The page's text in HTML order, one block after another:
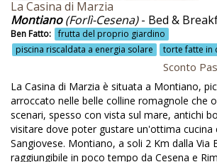
Corsi di fotografia
Corsi di giardinaggio
Corsi di italiano
Corsi di mosaico
Corsi di panificazione
Corsi di pasta fresca
Corsi di pittura
La Casina di Marzia
Montiano(Forlì-Cesena)- Bed &
Ben Fatto: frutta del proprio giardino
piscina riscaldata a energia solare
torte fatte in
Sconto
La Casina di Marzia è situata a Montiano,
arroccato nelle belle colline romagnole che
scenari, spesso con vista sul mare, antichi
visitare dove poter gustare un'ottima cucina
Sangiovese. Montiano, a soli 2 Km dalla Via
raggiungibile in poco tempo da Cesena e